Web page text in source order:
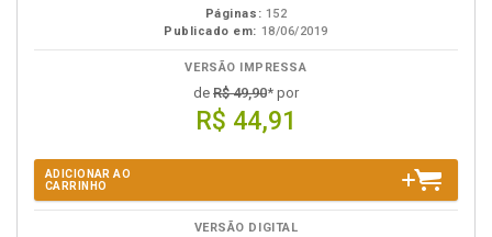
Páginas: 152
Publicado em: 18/06/2019
VERSÃO IMPRESSA
de R$ 49,90* por
R$ 44,91
ADICIONAR AO
CARRINHO
VERSÃO DIGITAL